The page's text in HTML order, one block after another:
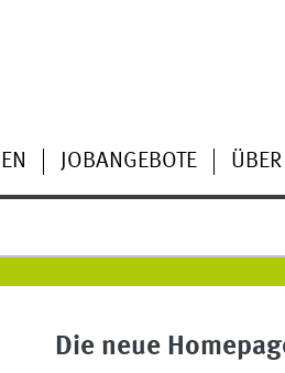
JOBANGEBOTE
Die neue